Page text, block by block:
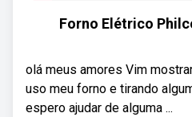
Forno Elétrico
olá meus amores Vim
uso meu forno e tirando
espero ajudar de alguma ...